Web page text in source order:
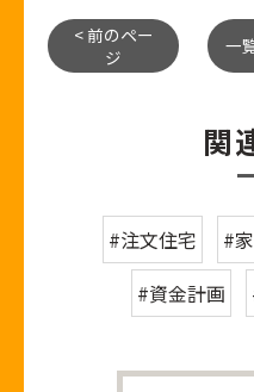
< 前のペー
ジ
一
関
#注文住宅 #
#資金計画